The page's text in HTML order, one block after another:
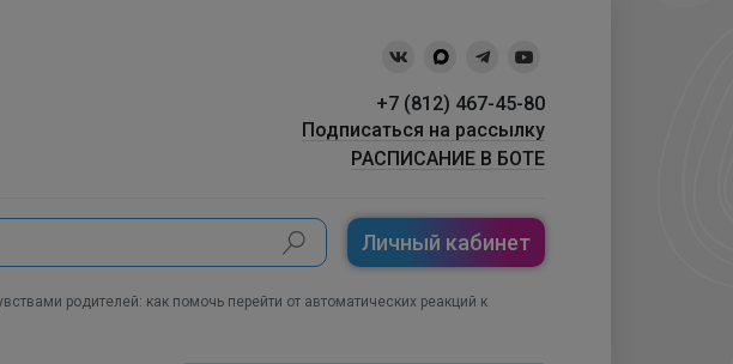
+7 (812) 467-45-80
Подписаться на рассылку
РАСПИСАНИЕ В БОТЕ
Личный кабинет
родителей: как помочь перейти от автоматических реакций к